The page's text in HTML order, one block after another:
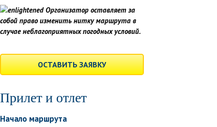
Организатор оставляет за
собой право изменить нитку маршрута в
случае неблагоприятных погодных условий.
ОСТАВИТЬ ЗАЯВКУ
Прилет и отлет
Начало маршрута